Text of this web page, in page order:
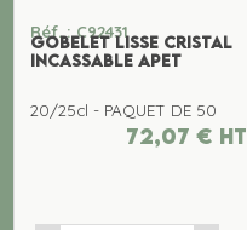
Réf. : C92431
GOBELET LISSE CRISTAL
INCASSABLE APET
20/25cl - PAQUET DE 50
72,07 € ht